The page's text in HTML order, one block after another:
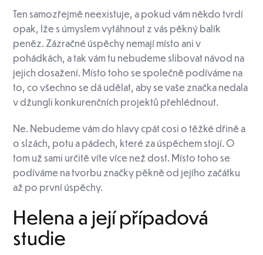
Ten samozřejmě neexistuje, a pokud vám někdo tvrdí
opak, lže s úmyslem vytáhnout z vás pěkný balík
peněz. Zázračné úspěchy nemají místo ani v
pohádkách, a tak vám tu nebudeme slibovat návod na
jejich dosažení. Místo toho se společně podíváme na
to, co všechno se dá udělat, aby se vaše značka nedala
v džungli konkurenčních projektů přehlédnout.
Ne. Nebudeme vám do hlavy cpát cosi o těžké dřině a
o slzách, potu a pádech, které za úspěchem stojí. O
tom už sami určitě víte více než dost. Místo toho se
podíváme na tvorbu značky pěkně od jejího začátku
až po první úspěchy.
Helena a její případová
studie